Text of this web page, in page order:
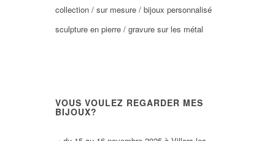
collection / sur mesure / bijoux personnalisé
sculpture en pierre / gravure sur les métal
VOUS VOULEZ REGARDER MES
BIJOUX?